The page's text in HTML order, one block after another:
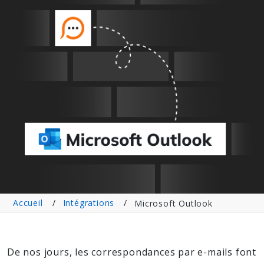
Accueil Intégrations Microsoft Outlook
De nos jours, les correspondances par e-mails font